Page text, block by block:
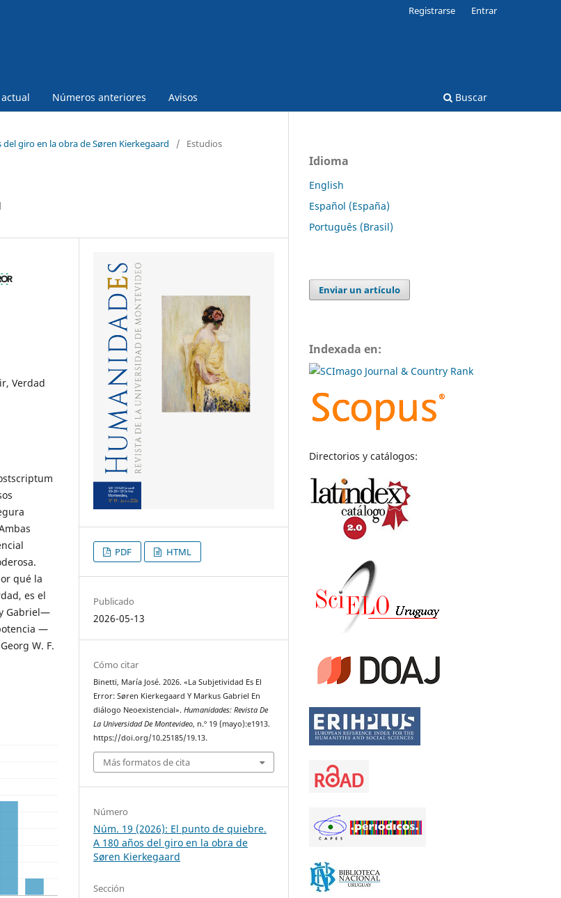
Números anteriores Avisos Buscar
Registrarse Entrar
giro en la obra de Søren Kierkegaard / Estudios
Verdad
qué la
es el
Gabriel—
—
W. F.
PDF HTML
Publicado
2026-05-13
Cómo citar
Binetti, María José. 2026. «La Subjetividad Es El
Error: Søren Kierkegaard Y Markus Gabriel En
diálogo Neoexistencial».Humanidades: Revista De
La Universidad De Montevideo, n.º 19 (mayo):e1913.
https://doi.org/10.25185/19.13.
Más formatos de cita
Número
Núm. 19 (2026): El punto de quiebre.
A 180 años del giro en la obra de
Søren Kierkegaard
Sección
Idioma
English
Español (España)
Português (Brasil)
Enviar un artículo
Indexada en:
Directorios y catálogos: